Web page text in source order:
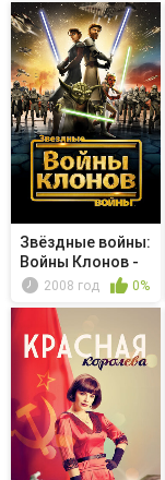
Звёздные войны:
Войны Клонов -
Шпион ...
2008 год 0%